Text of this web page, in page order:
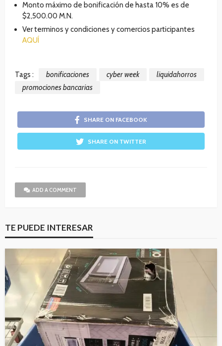
Monto máximo de bonificación de hasta 10% es de
$2,500.00 M.N.
Ver terminos y condiciones y comercios participantes
AQUÍ
Tags : bonificaciones cyber week
liquidahorros
promociones bancarias
SHARE ON FACEBOOK
SHARE ON TWITTER
ADD A COMMENT
TE PUEDE INTERESAR